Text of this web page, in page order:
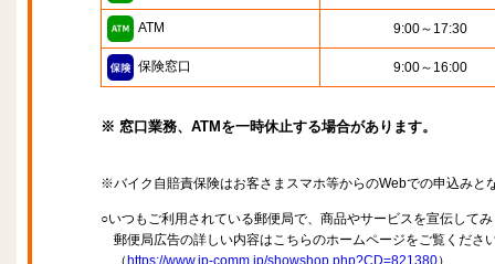
ATM 9:00～17:30
保険窓口 9:00～16:00
※ 窓口業務、ATMを一時休止する場合があります。
※バイク自賠責保険はお客さまスマホ等からのWebでの申込みと
○いつもご利用されている郵便局で、商品やサービスを宣伝して
郵便局広告の詳しい内容はこちらのホームページをご覧くださ